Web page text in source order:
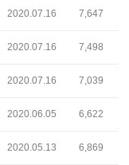
2020.07.16 7,647
2020.07.16 7,498
2020.07.16 7,039
2020.06.05 6,622
2020.05.13 6,869